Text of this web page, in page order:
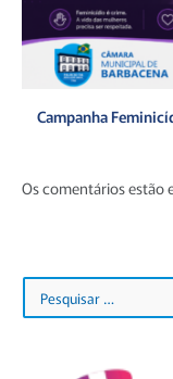
Campanha
Os comentários estão